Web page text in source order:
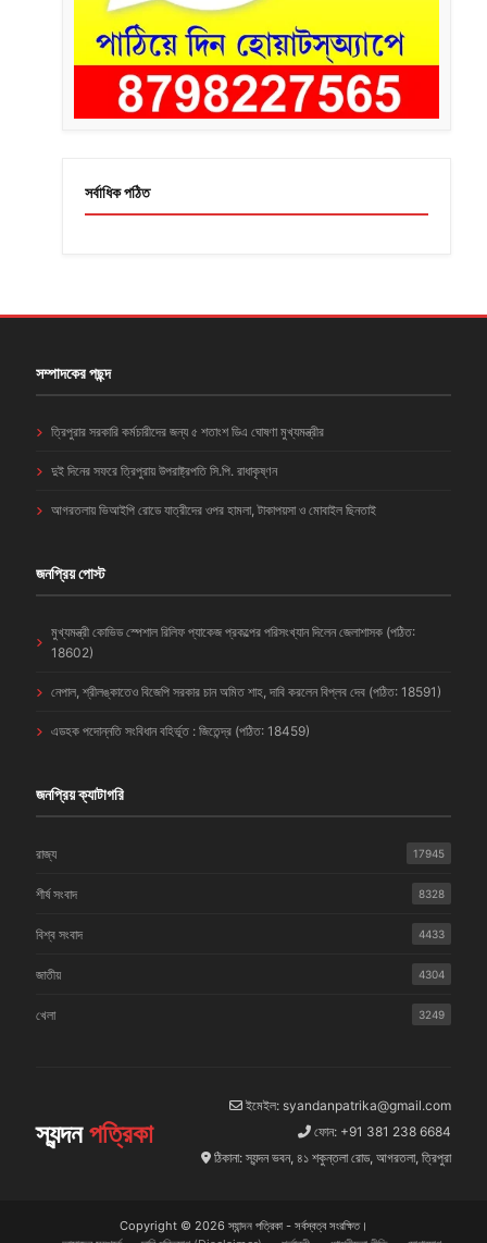
সর্বাধিক পঠিত
সম্পাদকের পছন্দ
ত্রিপুরার সরকারি কর্মচারীদের জন্য ৫ শতাংশ ডিএ ঘোষণা মুখ্যমন্ত্রীর
দুই দিনের সফরে ত্রিপুরায় উপরাষ্ট্রপতি সি.পি. রাধাকৃষ্ণন
আগরতলায় ভিআইপি রোডে যাত্রীদের ওপর হামলা, টাকাপয়সা ও মোবাইল ছিনতাই
জনপ্রিয় পোস্ট
মুখ্যমন্ত্রী কোভিড স্পেশাল রিলিফ প্যাকেজ প্রকল্পের পরিসংখ্যান দিলেন জেলাশাসক (পঠিত:
18602)
নেপাল, শ্রীলঙ্কাতেও বিজেপি সরকার চান অমিত শাহ, দাবি করলেন বিপ্লব দেব (পঠিত: 18591)
এডহক পদোন্নতি সংবিধান বহির্ভূত : জিতেন্দ্র (পঠিত: 18459)
জনপ্রিয় ক্যাটাগরি
রাজ্য 17945
শীর্ষ সংবাদ 8328
বিশ্ব সংবাদ 4433
জাতীয় 4304
খেলা 3249
স্যন্দনপত্রিকা
ইমেইল: syandanpatrika@gmail.com
ফোন: +91 381 238 6684
ঠিকানা: স্যন্দন ভবন, ৪১ শকুন্তলা রোড, আগরতলা, ত্রিপুরা
Copyright © 2026 স্যান্দন পত্রিকা - সর্বস্বত্ব সংরক্ষিত।